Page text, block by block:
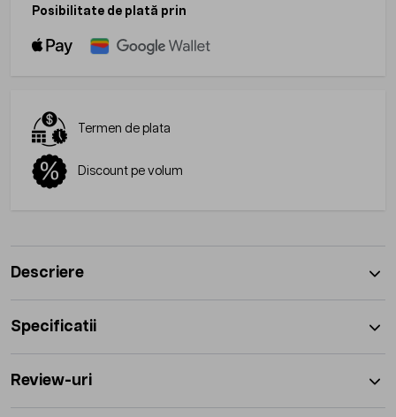
Posibilitate de plată prin
Termen de plata
Discount pe volum
Descriere
Specificatii
Review-uri